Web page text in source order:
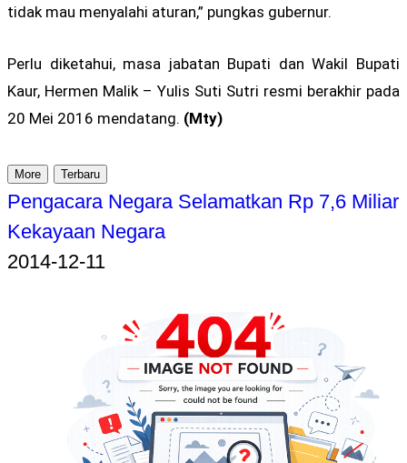
tidak mau menyalahi aturan,” pungkas gubernur.
Perlu diketahui, masa jabatan Bupati dan Wakil Bupati
Kaur, Hermen Malik – Yulis Suti Sutri resmi berakhir pada
20 Mei 2016 mendatang. (Mty)
More Terbaru
Pengacara Negara Selamatkan Rp 7,6 Miliar
Kekayaan Negara
2014-12-11